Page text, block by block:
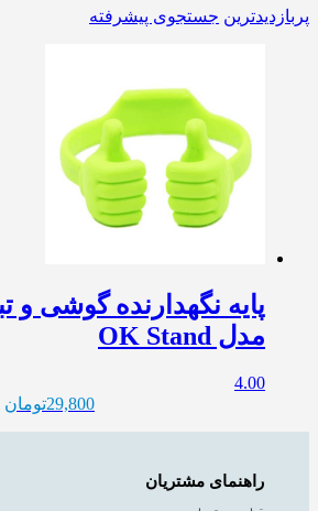
پربازدیدترین جستجوی پیشرفته
پایه نگهدارنده گوشی و
مدل OK Stand
4.00
29,800تومان
راهنمای مشتریان